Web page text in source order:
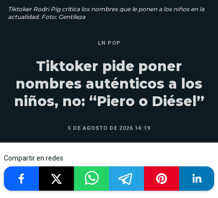
Tiktoker Rodri Pig critica los nombres que le ponen a los niños en la
actualidad. Foto: Gentileza
LN POP
Tiktoker pide poner
nombres auténticos a los
niños, no: “Piero o Diésel”
5 DE AGOSTO DE 2026 14:19
Compartir en redes